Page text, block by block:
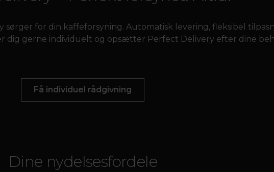
sørger for din kaffeforsyning. Automatisk levering, fleksibel
dig gerne individuelt og opsætter Perfect Delivery efter dine
Få individuel rådgivning
Dine nydelsesfordele